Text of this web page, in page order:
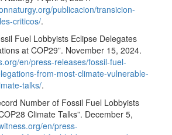
publicacion/transicion-
criticos/.
Fuel Lobbyists Eclipse Delegates
at COP29”. November 15, 2024.
en/press-releases/fossil-fuel-
from-most-climate-vulnerable-
talks/.
Number of Fossil Fuel Lobbyists
Climate Talks”. December 5,
en/press-